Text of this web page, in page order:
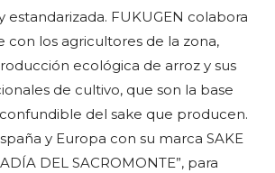
estandarizada. FUKUGEN colabora
con los agricultores de la zona,
ecológica de arroz y sus
de cultivo, que son la base
del sake que producen.
y Europa con su marca SAKE
DEL SACROMONTE”, para